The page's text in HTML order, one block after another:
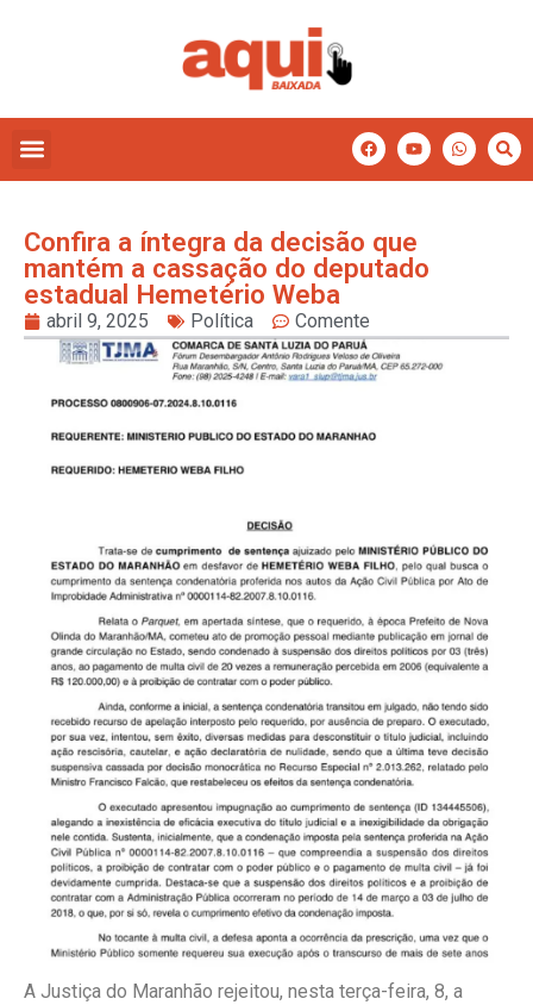
Confira a íntegra da decisão que
mantém a cassação do deputado
estadual Hemetério Weba
abril 9, 2025 Política Comente
A Justiça do Maranhão rejeitou, nesta terça-feira, 8, a